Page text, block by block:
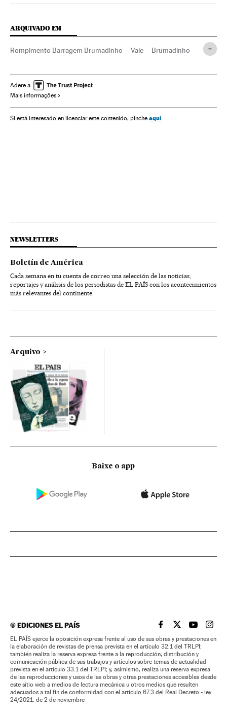
ARQUIVADO EM
Rompimento Barragem Brumadinho Vale Brumadinho
Acidentes trabalhistas Acidentes trabalhistas
Minas Gerais
Riscos trabalhistas Matérias-primas América do Sul
Adere a
Mais informações
Si está interesado en licenciar este contenido, pinche aquí
NEWSLETTERS
Boletín de América
Cada semana en tu cuenta de correo una selección de las noticias,
reportajes y análisis de los periodistas de EL PAÍS con los acontecimientos
más relevantes del continente.
Arquivo
Baixe o app
©EDICIONES EL PAÍS EL PAÍS BRASIL EN
EL PAÍSEL PAÍS
EL
EL PAÍS ejerce la oposición expresa frente al uso de sus obras y prestaciones en
la elaboración de revistas de prensa prevista en el artículo 32.1 del TRLPI;
también realiza la reserva expresa frente a la reproducción, distribución y
comunicación pública de sus trabajos y artículos sobre temas de actualidad
prevista en el artículo 33.1 del TRLPI; y, asimismo, realiza una reserva expresa
de las reproducciones y usos de las obras y otras prestaciones accesibles desde
este sitio web a medios de lectura mecánica u otros medios que resulten
adecuados a tal fin de conformidad con el artículo 67.3 del Real Decreto - ley
24/2021, de 2 de noviembre